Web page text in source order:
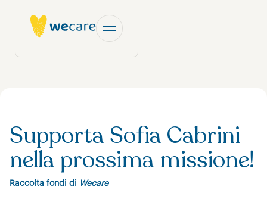
Supporta Sofia Cabrini
nella prossima missione!
Raccolta fondi di Wecare